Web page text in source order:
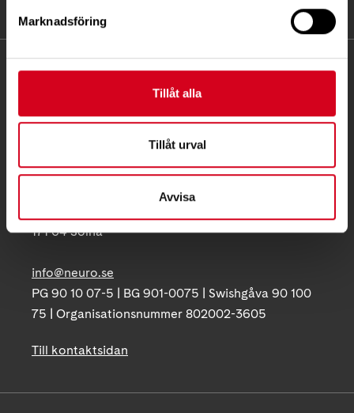
Marknadsföring
Tillåt alla
Tillåt urval
Avvisa
KONTAKT
Ågatan 12 C, 172 62 Sundbyberg
08-677 70 10
171 04 Solna
info@neuro.se
PG 90 10 07-5 | BG 901-0075 | Swishgåva 90 100
75 | Organisationsnummer 802002-3605
Till kontaktsidan